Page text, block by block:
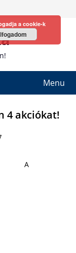
Menu
4 akciókat!
A
a cookie-k